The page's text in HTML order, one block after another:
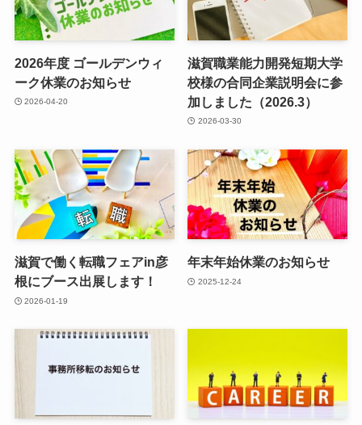
2026年度 ゴールデンウィ
ーク休業のお知らせ
2026-04-20
滋賀職業能力開発短期大学
校様の合同企業説明会に参
加しました（2026.3）
2026-03-30
滋賀で働く転職フェアin彦
根にブース出展します！
2026-01-19
年末年始休業のお知らせ
2025-12-24